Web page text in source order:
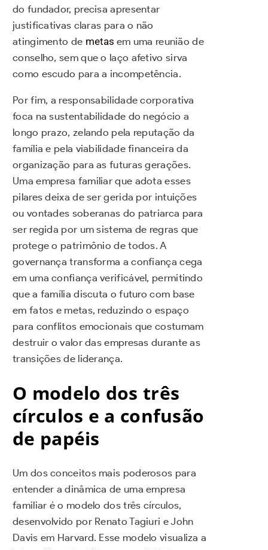
do fundador, precisa apresentar
justificativas claras para o não
atingimento de metas em uma reunião de
conselho, sem que o laço afetivo sirva
como escudo para a incompetência.
Por fim, a responsabilidade corporativa
foca na sustentabilidade do negócio a
longo prazo, zelando pela reputação da
família e pela viabilidade financeira da
organização para as futuras gerações.
Uma empresa familiar que adota esses
pilares deixa de ser gerida por intuições
ou vontades soberanas do patriarca para
ser regida por um sistema de regras que
protege o patrimônio de todos. A
governança transforma a confiança cega
em uma confiança verificável, permitindo
que a família discuta o futuro com base
em fatos e metas, reduzindo o espaço
para conflitos emocionais que costumam
destruir o valor das empresas durante as
transições de liderança.
O modelo dos três
círculos e a confusão
de papéis
Um dos conceitos mais poderosos para
entender a dinâmica de uma empresa
familiar é o modelo dos três círculos,
desenvolvido por Renato Tagiuri e John
Davis em Harvard. Esse modelo visualiza a